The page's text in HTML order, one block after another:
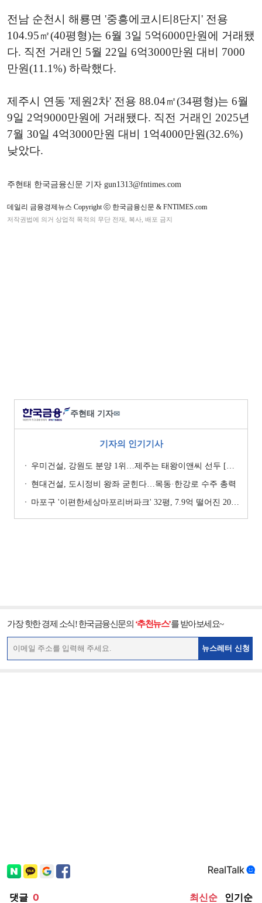
전남 순천시 해룡면 '중흥에코시티8단지' 전용
104.95㎡(40평형)는 6월 3일 5억6000만원에 거래됐
다. 직전 거래인 5월 22일 6억3000만원 대비 7000
만원(11.1%) 하락했다.
제주시 연동 '제원2차' 전용 88.04㎡(34평형)는 6월
9일 2억9000만원에 거래됐다. 직전 거래인 2025년
7월 30일 4억3000만원 대비 1억4000만원(32.6%)
낮았다.
주현태 한국금융신문 기자 gun1313@fntimes.com
데일리 금융경제뉴스 Copyright ⓒ 한국금융신문 & FNTIMES.com
저작권법에 의거 상업적 목적의 무단 전재, 복사, 배포 금지
주현태 기자✉
기자의 인기기사
우미건설, 강원도 분양 1위…제주는 태왕이앤씨 선두 [이 지역 분양왕-강원·제주]
현대건설, 도시정비 왕좌 굳힌다…목동·한강로 수주 총력
마포구 '이편한세상마포리버파크' 32평, 7.9억 떨어진 20.4억원에 거래 [일일 하락가]
가장 핫한 경제 소식! 한국금융신문의 ‘추천뉴스’를 받아보세요~
뉴스레터 신청